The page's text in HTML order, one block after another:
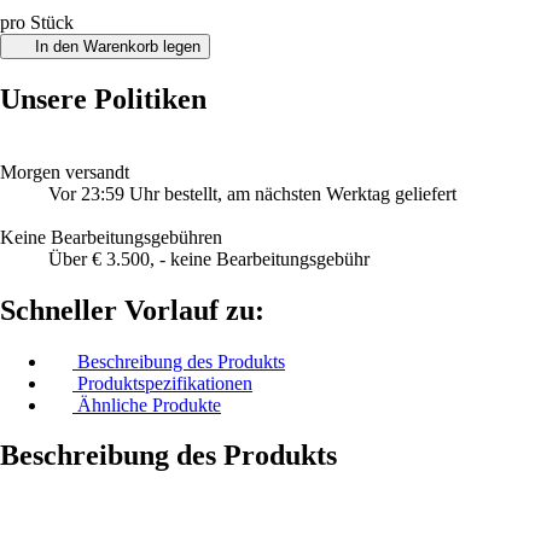
pro Stück
In den Warenkorb legen
Unsere Politiken
Morgen versandt
Vor 23:59 Uhr bestellt, am nächsten Werktag geliefert
Keine Bearbeitungsgebühren
Über € 3.500, - keine Bearbeitungsgebühr
Schneller Vorlauf zu:
Beschreibung des Produkts
Produktspezifikationen
Ähnliche Produkte
Beschreibung des Produkts